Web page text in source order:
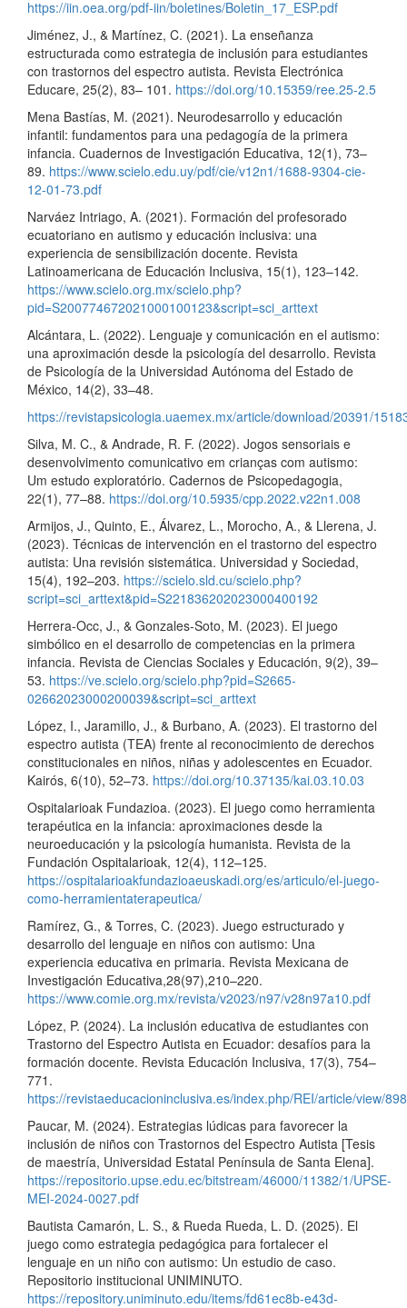
https://iin.oea.org/pdf-iin/boletines/Boletin_17_ESP.pdf
Jiménez, J., & Martínez, C. (2021). La enseñanza
estructurada como estrategia de inclusión para estudiantes
con trastornos del espectro autista. Revista Electrónica
Educare, 25(2), 83– 101. https://doi.org/10.15359/ree.25-2.5
Mena Bastías, M. (2021). Neurodesarrollo y educación
infantil: fundamentos para una pedagogía de la primera
infancia. Cuadernos de Investigación Educativa, 12(1), 73–
89. https://www.scielo.edu.uy/pdf/cie/v12n1/1688-9304-cie-
12-01-73.pdf
Narváez Intriago, A. (2021). Formación del profesorado
ecuatoriano en autismo y educación inclusiva: una
experiencia de sensibilización docente. Revista
Latinoamericana de Educación Inclusiva, 15(1), 123–142.
https://www.scielo.org.mx/scielo.php?
pid=S200774672021000100123&script=sci_arttext
Alcántara, L. (2022). Lenguaje y comunicación en el autismo:
una aproximación desde la psicología del desarrollo. Revista
de Psicología de la Universidad Autónoma del Estado de
México, 14(2), 33–48.
https://revistapsicologia.uaemex.mx/article/download/20391/
Silva, M. C., & Andrade, R. F. (2022). Jogos sensoriais e
desenvolvimento comunicativo em crianças com autismo:
Um estudo exploratório. Cadernos de Psicopedagogia,
22(1), 77–88. https://doi.org/10.5935/cpp.2022.v22n1.008
Armijos, J., Quinto, E., Álvarez, L., Morocho, A., & Llerena, J.
(2023). Técnicas de intervención en el trastorno del espectro
autista: Una revisión sistemática. Universidad y Sociedad,
15(4), 192–203. https://scielo.sld.cu/scielo.php?
script=sci_arttext&pid=S221836202023000400192
Herrera-Occ, J., & Gonzales-Soto, M. (2023). El juego
simbólico en el desarrollo de competencias en la primera
infancia. Revista de Ciencias Sociales y Educación, 9(2), 39–
53. https://ve.scielo.org/scielo.php?pid=S2665-
02662023000200039&script=sci_arttext
López, I., Jaramillo, J., & Burbano, A. (2023). El trastorno del
espectro autista (TEA) frente al reconocimiento de derechos
constitucionales en niños, niñas y adolescentes en Ecuador.
Kairós, 6(10), 52–73. https://doi.org/10.37135/kai.03.10.03
Ospitalarioak Fundazioa. (2023). El juego como herramienta
terapéutica en la infancia: aproximaciones desde la
neuroeducación y la psicología humanista. Revista de la
Fundación Ospitalarioak, 12(4), 112–125.
https://ospitalarioakfundazioaeuskadi.org/es/articulo/el-juego-
como-herramientaterapeutica/
Ramírez, G., & Torres, C. (2023). Juego estructurado y
desarrollo del lenguaje en niños con autismo: Una
experiencia educativa en primaria. Revista Mexicana de
Investigación Educativa,28(97),210–220.
https://www.comie.org.mx/revista/v2023/n97/v28n97a10.pdf
López, P. (2024). La inclusión educativa de estudiantes con
Trastorno del Espectro Autista en Ecuador: desafíos para la
formación docente. Revista Educación Inclusiva, 17(3), 754–
771.
https://revistaeducacioninclusiva.es/index.php/REI/article/view/
Paucar, M. (2024). Estrategias lúdicas para favorecer la
inclusión de niños con Trastornos del Espectro Autista [Tesis
de maestría, Universidad Estatal Península de Santa Elena].
https://repositorio.upse.edu.ec/bitstream/46000/11382/1/UPSE-
MEI-2024-0027.pdf
Bautista Camarón, L. S., & Rueda Rueda, L. D. (2025). El
juego como estrategia pedagógica para fortalecer el
lenguaje en un niño con autismo: Un estudio de caso.
Repositorio institucional UNIMINUTO.
https://repository.uniminuto.edu/items/fd61ec8b-e43d-